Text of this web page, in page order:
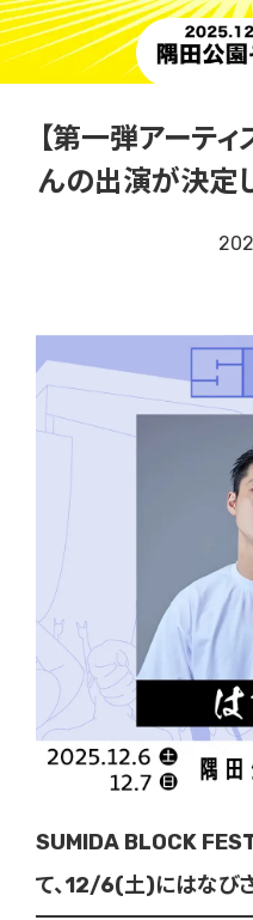
【第一弾アーテ
んの出演が決定
SUMIDA BLOCK
て、12/6(土)にはなび